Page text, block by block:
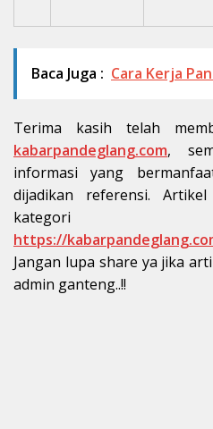
Baca Juga : Cara Kerja
Terima kasih telah
kabarpandeglang.com,
informasi yang
dijadikan referensi.
kategori
https://
Jangan lupa share ya jika
admin ganteng..!!